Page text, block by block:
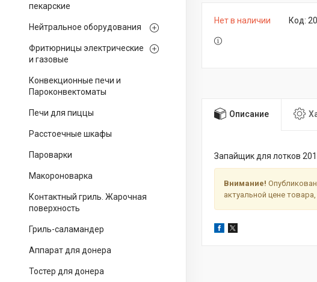
пекарские
Нейтральное оборудования
Фритюрницы электрические
и газовые
Конвекционные печи и
Пароконвектоматы
Печи для пиццы
Расстоечные шкафы
Пароварки
Макороноварка
Контактный гриль. Жарочная
поверхность
Гриль-саламандер
Аппарат для донера
Тостер для донера
Нет в наличии Код:
Описание
Запайщик для лотков
Внимание!
актуальной цене